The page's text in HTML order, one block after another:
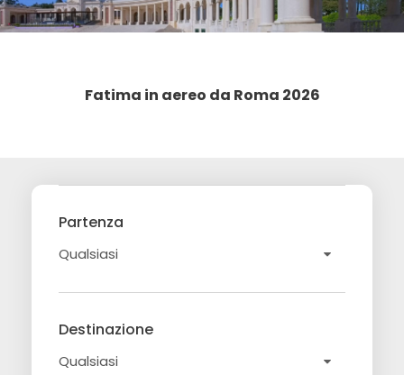
Fatima in aereo da Roma 2026
Partenza
Destinazione